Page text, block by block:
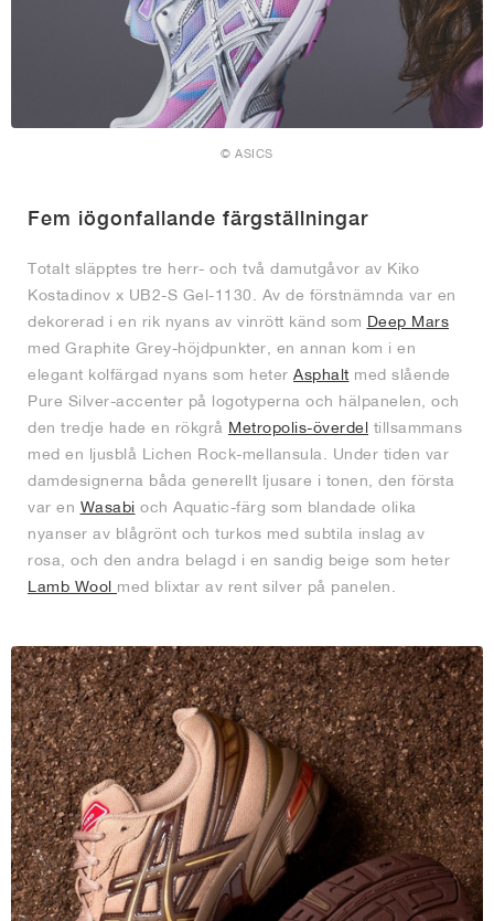
© ASICS
Fem iögonfallande färgställningar
Totalt släpptes tre herr- och två damutgåvor av Kiko
Kostadinov x UB2-S Gel-1130. Av de förstnämnda var en
dekorerad i en rik nyans av vinrött känd som Deep Mars
med Graphite Grey-höjdpunkter, en annan kom i en
elegant kolfärgad nyans som heter Asphalt med slående
Pure Silver-accenter på logotyperna och hälpanelen, och
den tredje hade en rökgrå Metropolis-överdel tillsammans
med en ljusblå Lichen Rock-mellansula. Under tiden var
damdesignerna båda generellt ljusare i tonen, den första
var en Wasabi och Aquatic-färg som blandade olika
nyanser av blågrönt och turkos med subtila inslag av
rosa, och den andra belagd i en sandig beige som heter
Lamb Wool med blixtar av rent silver på panelen.